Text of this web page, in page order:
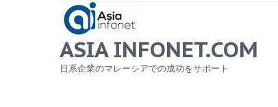
ASIA INFONET.COM
日系企業のマレーシアでの成功をサポート